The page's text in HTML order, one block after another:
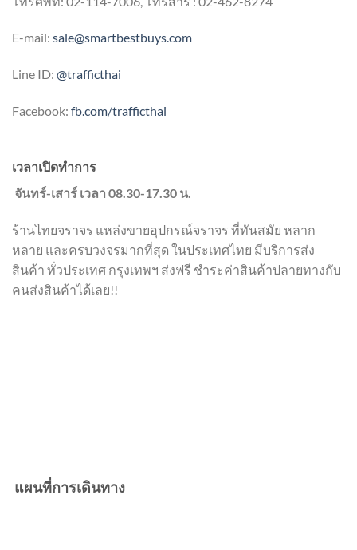
E-mail: sale@smartbestbuys.com
Line ID: @trafficthai
Facebook: fb.com/trafficthai
เวลาเปิดทำการ
จันทร์-เสาร์ เวลา 08.30-17.30 น.
ร้านไทยจราจร แหล่งขายอุปกรณ์จราจร ที่ทันสมัย หลาก
หลาย และครบวงจรมากที่สุด ในประเทศไทย มีบริการส่ง
สินค้า ทั่วประเทศ กรุงเทพฯ ส่งฟรี ชำระค่าสินค้าปลายทางกับ
คนส่งสินค้าได้เลย!!
แผนที่การเดินทาง